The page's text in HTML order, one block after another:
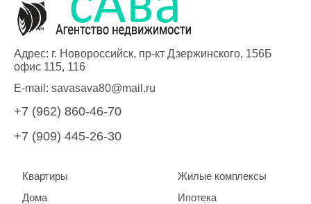
Адрес: г. Новороссийск, пр-кт Дзержинского, 156Б
офис 115, 116
E-mail: savasava80@mail.ru
+7 (962) 860-46-70
+7 (909) 445-26-30
Квартиры
Дома
Жилые комплексы
Ипотека